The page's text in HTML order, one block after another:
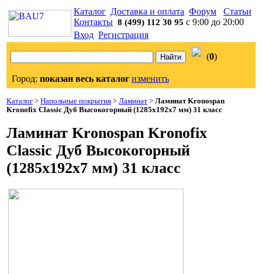
Каталог Доставка и оплата Форум
Статьи
Контакты 8 (499) 112 30 95 с 9:00 до 20:00
Вход Регистрация
(0)
Город: показан весь каталог изменить
Каталог > Напольные покрытия > Ламинат > Ламинат Kronospan
Kronofix Classic Дуб Высокогорный (1285x192x7 мм) 31 класс
Ламинат Kronospan Kronofix
Classic Дуб Высокогорный
(1285x192x7 мм) 31 класс